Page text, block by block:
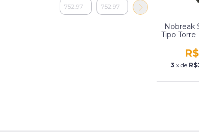
Nobreak
Tipo Torre
3 x de